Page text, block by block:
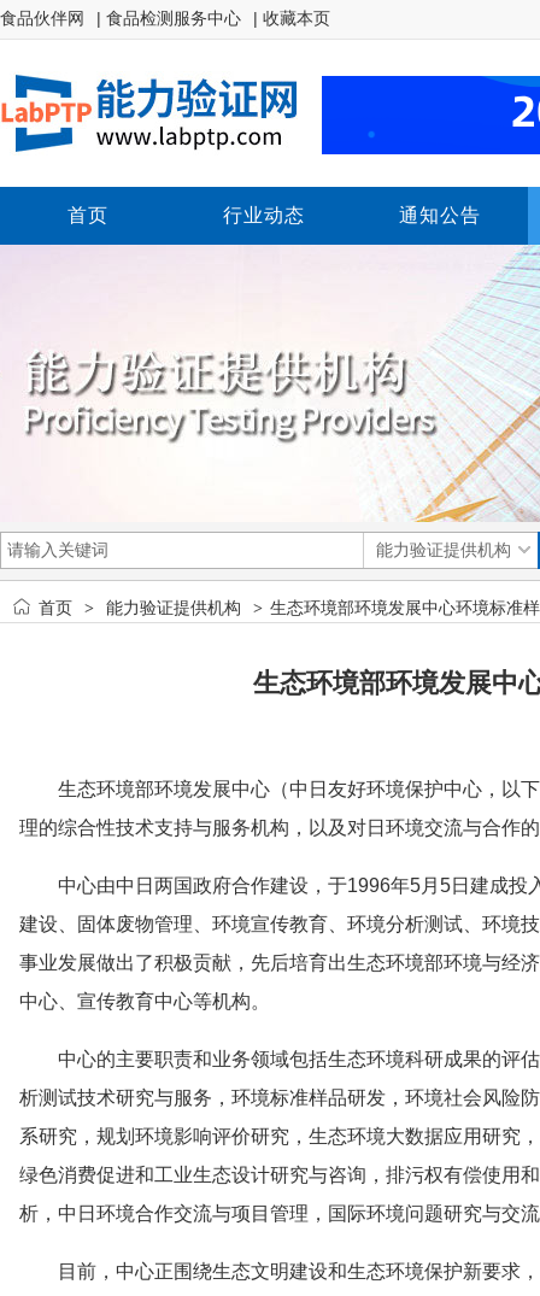
食品伙伴网 | 食品检测服务中心 | 收藏本页
首页 行业动态 通知公告
首页 > 能力验证提供机构 > 生态环境部环境发展中心环境标准
生态环境部环境发展中
生态环境部环境发展中心（中日友好环境保护中心，以
理的综合性技术支持与服务机构，以及对日环境交流与合作
中心由中日两国政府合作建设，于1996年5月5日建成
建设、固体废物管理、环境宣传教育、环境分析测试、环境
事业发展做出了积极贡献，先后培育出生态环境部环境与经
中心、宣传教育中心等机构。
中心的主要职责和业务领域包括生态环境科研成果的评
析测试技术研究与服务，环境标准样品研发，环境社会风险
系研究，规划环境影响评价研究，生态环境大数据应用研究
绿色消费促进和工业生态设计研究与咨询，排污权有偿使用
析，中日环境合作交流与项目管理，国际环境问题研究与交
目前，中心正围绕生态文明建设和生态环境保护新要求